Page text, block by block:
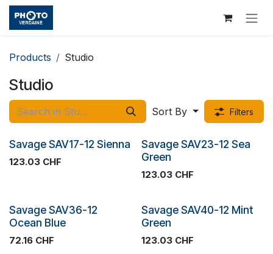
Skip to Content
Products Studio
Studio
Sort By Filters
Plus de stock
Savage SAV17-12 Sienna
123.03 CHF Plus de stock
Savage SAV23-12 Sea
Green
123.03CHF
Plus de stock
Savage SAV36-12
Ocean Blue
72.16 CHF Plus de stock
Savage SAV40-12 Mint
Green
123.03CHF